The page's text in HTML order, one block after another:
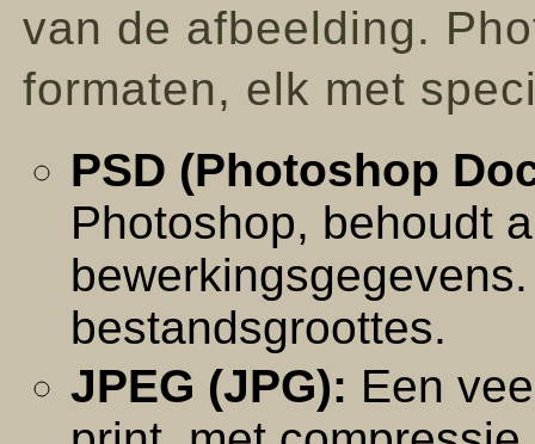
van de afbeelding.
formaten, elk met
PSD (Photoshop
Photoshop, behoudt
bestandsgroottes.
JPEG (JPG): Een